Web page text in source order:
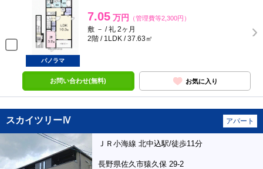
7.05 万円 （管理費等2,300円）
敷 － / 礼 2ヶ月
2階 / 1LDK / 37.63㎡
パノラマ
お問い合わせ(無料) お気に入り
スカイツリーⅣ アパート
ＪＲ小海線 北中込駅/徒歩11分
長野県佐久市猿久保 29-2